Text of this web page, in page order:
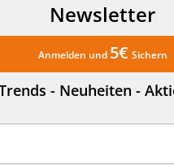
Newsletter
Anmelden und 5€ Sichern
- Neuheiten -